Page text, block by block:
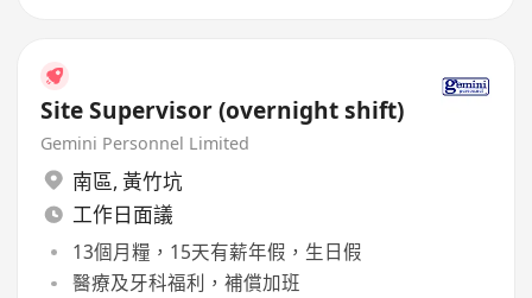
Site Supervisor (overnight shift)
Gemini Personnel Limited
南區, 黃竹坑
工作日面議
13個月糧，15天有薪年假，生日假
醫療及牙科福利，補償加班